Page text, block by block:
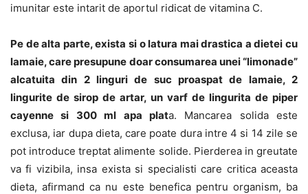
imunitar este intarit de aportul ridicat de vitamina C.
Pe de alta parte, exista si o latura mai drastica a dietei cu
lamaie, care presupune doar consumarea unei “limonade”
alcatuita din 2 linguri de suc proaspat de lamaie, 2
lingurite de sirop de artar, un varf de lingurita de piper
cayenne si 300 ml apa plata. Mancarea solida este
exclusa, iar dupa dieta, care poate dura intre 4 si 14 zile se
pot introduce treptat alimente solide. Pierderea in greutate
va fi vizibila, insa exista si specialisti care critica aceasta
dieta, afirmand ca nu este benefica pentru organism, ba